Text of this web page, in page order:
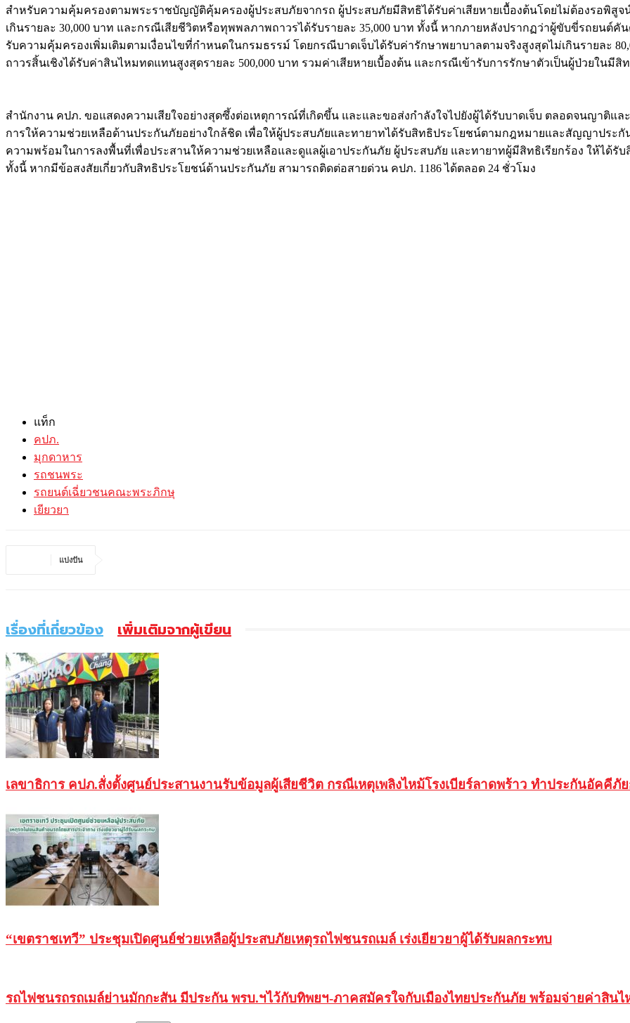
สำหรับความคุ้มครองตามพระราชบัญญัติคุ้มครองผู้ประสบภัยจากรถ ผู้ประสบภัยมีสิทธิได้รับค่าเสียหายเบื้องต้นโดยไม่ต้องรอพิสู
เกินรายละ 30,000 บาท และกรณีเสียชีวิตหรือทุพพลภาพถาวรได้รับรายละ 35,000 บาท ทั้งนี้ หากภายหลังปรากฏว่าผู้ขับขี่รถยนต์
รับความคุ้มครองเพิ่มเติมตามเงื่อนไขที่กำหนดในกรมธรรม์ โดยกรณีบาดเจ็บได้รับค่ารักษาพยาบาลตามจริงสูงสุดไม่เกินรายละ
ถาวรสิ้นเชิงได้รับค่าสินไหมทดแทนสูงสุดรายละ 500,000 บาท รวมค่าเสียหายเบื้องต้น และกรณีเข้ารับการรักษาตัวเป็นผู้ป่วยในมีสิ
สำนักงาน คปภ. ขอแสดงความเสียใจอย่างสุดซึ้งต่อเหตุการณ์ที่เกิดขึ้น และและขอส่งกำลังใจไปยังผู้ได้รับบาดเจ็บ ตลอดจนญาติ
การให้ความช่วยเหลือด้านประกันภัยอย่างใกล้ชิด เพื่อให้ผู้ประสบภัยและทายาทได้รับสิทธิประโยชน์ตามกฎหมายและสัญญาประกั
ความพร้อมในการลงพื้นที่เพื่อประสานให้ความช่วยเหลือและดูแลผู้เอาประกันภัย ผู้ประสบภัย และทายาทผู้มีสิทธิเรียกร้อง ให้ได้
ทั้งนี้ หากมีข้อสงสัยเกี่ยวกับสิทธิประโยชน์ด้านประกันภัย สามารถติดต่อสายด่วน คปภ. 1186 ได้ตลอด 24 ชั่วโมง
แท็ก
คปภ.
มุกดาหาร
รถชนพระ
รถยนต์เฉี่ยวชนคณะพระภิกษุ
เยียวยา
แบ่งปัน
เรื่องที่เกี่ยวข้อง เพิ่มเติมจากผู้เขียน
เลขาธิการ คปภ.สั่งตั้งศูนย์ประสานงานรับข้อมูลผู้เสียชีวิต กรณีเหตุเพลิงไหม้โรงเบียร์ลาดพร้าว ทำประกันอัคคี
“เขตราชเทวี” ประชุมเปิดศูนย์ช่วยเหลือผู้ประสบภัยเหตุรถไฟชนรถเมล์ เร่งเยียวยาผู้ได้รับผลกระทบ
รถไฟชนรถรถเมล์ย่านมักกะสัน มีประกัน พรบ.ฯไว้กับทิพยฯ-ภาคสมัครใจกับเมืองไทยประกันภัย พร้อมจ่ายค่าสินไ